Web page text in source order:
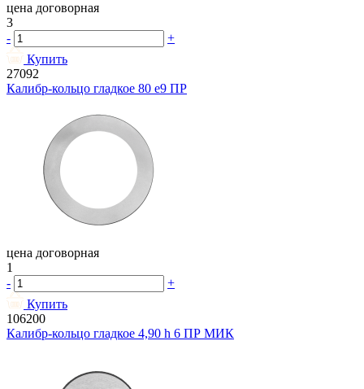
цена договорная
3
-
+
Купить
27092
Калибр-кольцо гладкое 80 e9 ПР
цена договорная
1
-
+
Купить
106200
Калибр-кольцо гладкое 4,90 h 6 ПР МИК